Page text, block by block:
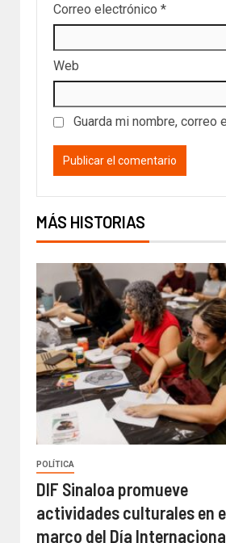
Correo electrónico *
Web
Guarda mi nombre,
MÁS HISTORIAS
POLÍTICA
DIF Sinaloa promueve
actividades culturales en
marco del Día